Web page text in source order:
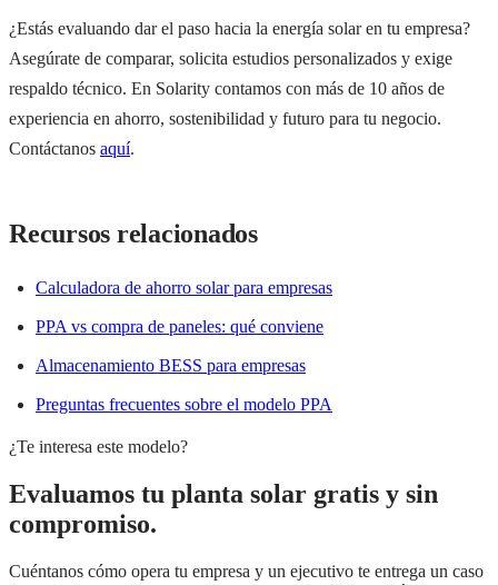
¿Estás evaluando dar el paso hacia la energía solar en tu empresa?
Asegúrate de comparar, solicita estudios personalizados y exige
respaldo técnico. En Solarity contamos con más de 10 años de
experiencia en ahorro, sostenibilidad y futuro para tu negocio.
Contáctanos aquí.
Recursos relacionados
Calculadora de ahorro solar para empresas
PPA vs compra de paneles: qué conviene
Almacenamiento BESS para empresas
Preguntas frecuentes sobre el modelo PPA
¿Te interesa este modelo?
Evaluamos tu planta solar gratis y sin
compromiso.
Cuéntanos cómo opera tu empresa y un ejecutivo te entrega un caso